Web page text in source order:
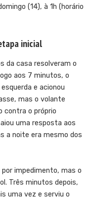
(14), à 1h (horário
inicial
da casa resolveram o
aos 7 minutos, o
e acionou
mas o volante
contra o próprio
uma resposta aos
a noite era mesmo dos
impedimento, mas o
Três minutos depois,
uma vez e serviu o